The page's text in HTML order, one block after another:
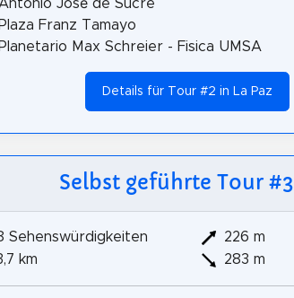
Antonio José de Sucre
Plaza Franz Tamayo
Planetario Max Schreier - Fisica UMSA
Details für Tour #2 in La Paz
Selbst geführte Tour #3
Sehenswürdigkeiten
km
226 m
283 m